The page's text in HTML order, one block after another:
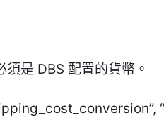
是 DBS 配置的貨幣。